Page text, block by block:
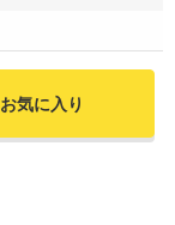
お気に入り